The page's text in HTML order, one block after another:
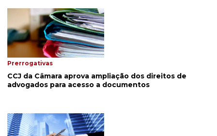
Prerrogativas
CCJ da Câmara aprova ampliação dos direitos de
advogados para acesso a documentos